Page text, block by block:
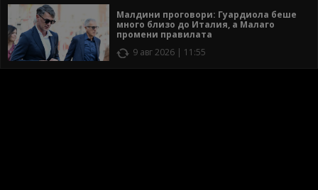
Малдини проговори: Гуардиола беше
много близо до Италия, а Малаго
промени правилата
9 авг 2026 | 11:55